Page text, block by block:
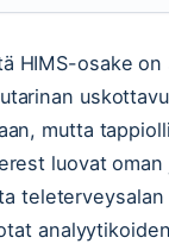
HIMS-osake
mutta
luovat